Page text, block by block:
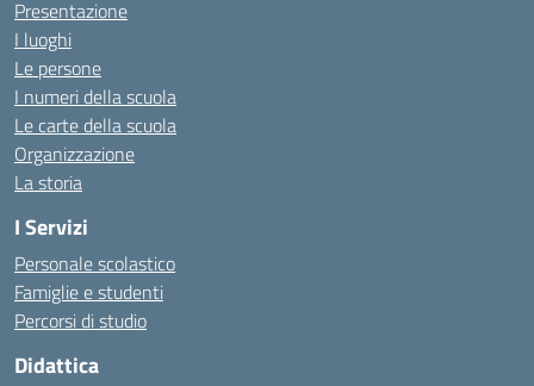
Presentazione
I luoghi
Le persone
I numeri della scuola
Le carte della scuola
Organizzazione
La storia
I Servizi
Personale scolastico
Famiglie e studenti
Percorsi di studio
Didattica